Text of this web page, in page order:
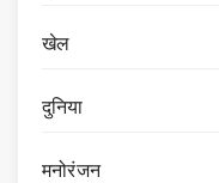
खेल
दुनिया
मनोरंजन